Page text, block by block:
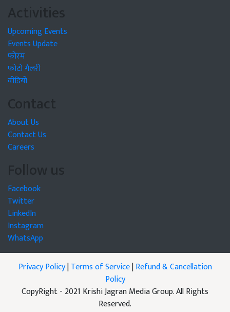
Activities
Upcoming Events
Events Update
फोरम
फोटो गैलरी
वीडियो
Contact
About Us
Contact Us
Careers
Follow us
Facebook
Twitter
LinkedIn
Instagram
WhatsApp
Privacy Policy|Terms of Service|Refund & Cancellation
Policy
CopyRight - 2021 Krishi Jagran Media Group. All Rights
Reserved.